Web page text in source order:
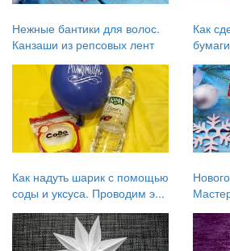
Нежные бантики для волос.
Канзаши из репсовых лент
Как
бумаги
Как надуть шарик с помощью
соды и уксуса. Проводим э...